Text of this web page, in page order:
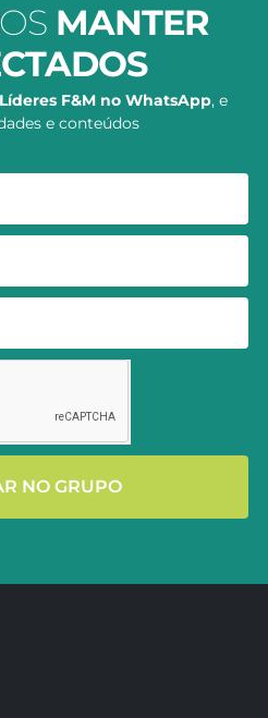
MANTER
F&M no WhatsApp, e
e conteúdos
NO GRUPO